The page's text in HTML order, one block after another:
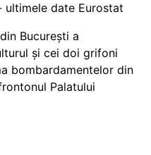
ultimele date Eurostat
București a
și cei doi grifoni
bombardamentelor din
Palatului